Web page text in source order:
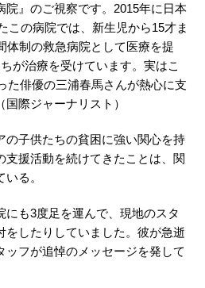
院』のご視察です。2015年に日本
この病院では、新生児から15才ま
体制の救急病院として医療を提
が治療を受けています。実はこ
た俳優の三浦春馬さんが熱心に支
際ジャーナリスト）
子供たちの貧困に強い関心を持
支援活動を続けてきたことは、関
る。
にも3度足を運んで、現地のスタ
をしたりしていました。彼が急逝
ッフが追悼のメッセージを発して